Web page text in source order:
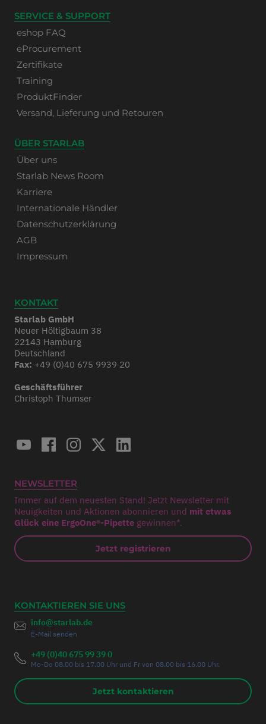
SERVICE & SUPPORT
eshop FAQ
eProcurement
Zertifikate
Training
ProduktFinder
Versand, Lieferung und Retouren
ÜBER STARLAB
Über uns
Starlab News Room
Karriere
Internationale Händler
Datenschutzerklärung
AGB
Impressum
KONTAKT
Starlab GmbH
Neuer Höltigbaum 38
22143 Hamburg
Deutschland
Fax: +49 (0)40 675 9939 20
Geschäftsführer
Christoph Thumser
NEWSLETTER
Immer auf dem neuesten Stand! Jetzt Newsletter mit
Neuigkeiten und Aktionen abonnieren und mit etwas
Glück eine ErgoOne®-Pipette gewinnen*.
Jetzt registrieren
KONTAKTIEREN SIE UNS
info@starlab.de
E-Mail senden
+49 (0)40 675 99 39 0
Mo-Do 08.00 bis 17.00 Uhr und Fr von 08.00 bis 16.00 Uhr.
Jetzt kontaktieren